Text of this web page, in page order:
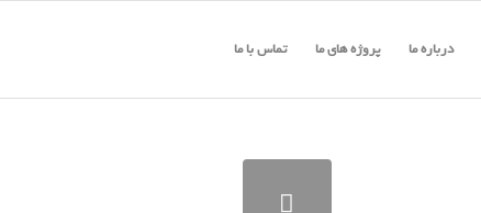
درباره ما پروژه های ما تماس با ما